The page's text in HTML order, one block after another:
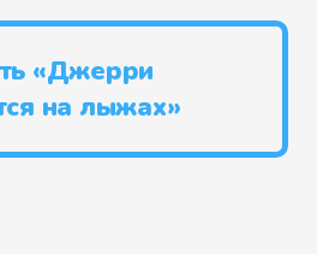
«Джерри
на лыжах»